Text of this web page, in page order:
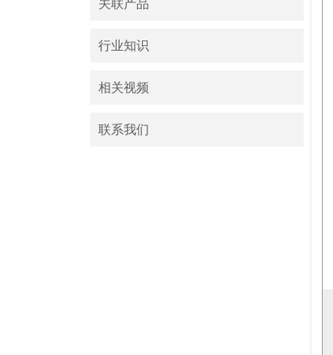
关联产品
行业知识
相关视频
联系我们